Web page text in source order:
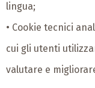
lingua;
• Cookie tecnici
cui gli utenti
valutare e